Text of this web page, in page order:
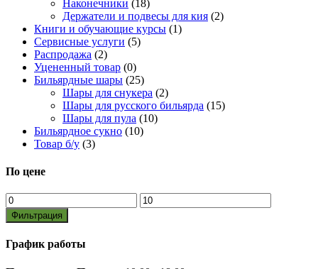
Наконечники (18)
Держатели и подвесы для кия (2)
Книги и обучающие курсы (1)
Сервисные услуги (5)
Распродажа (2)
Уцененный товар (0)
Бильярдные шары (25)
Шары для снукера (2)
Шары для русского бильярда (15)
Шары для пула (10)
Бильярдное сукно (10)
Товар б/у (3)
По цене
Минимальная
цена
Максимальная
цена
Фильтрация
График работы